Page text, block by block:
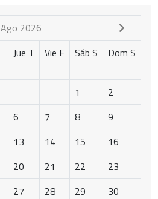
Ago 2026
Jue T Vie F Sáb S Dom S
1
2
6 7 8
9
13 14 15
16
20 21 22
23
27 28 29
30